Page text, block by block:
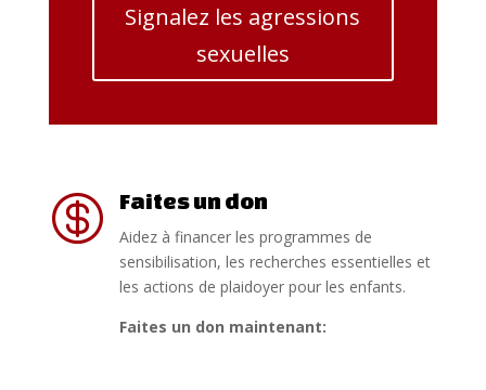
Signalez les agressions
sexuelles
 Faites un don
Aidez à financer les programmes de
sensibilisation, les recherches essentielles et
les actions de plaidoyer pour les enfants.
Faites un don maintenant: